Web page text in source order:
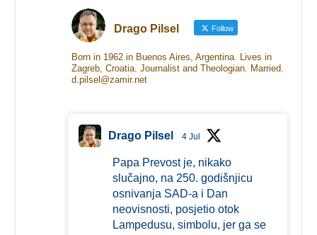
Drago Pilsel Follow
Born in 1962 in Buenos Aires, Argentina. Lives in
Zagreb, Croatia. Journalist and Theologian. Married.
d.pilsel@zamir.net
Drago Pilsel 4 Jul
Papa Prevost je, nikako
slučajno, na 250. godišnjicu
osnivanja SAD-a i Dan
neovisnosti, posjetio otok
Lampedusu, simbolu, jer ga se